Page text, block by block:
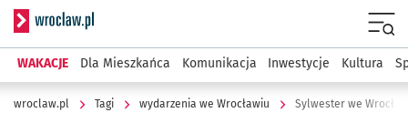
Serwis informacyjny wroclaw.pl
WAKACJE Dla Mieszkańca Komunikacja Inwestycje Kultura
wroclaw.pl Tagi wydarzenia we Wrocławiu Sylwester we